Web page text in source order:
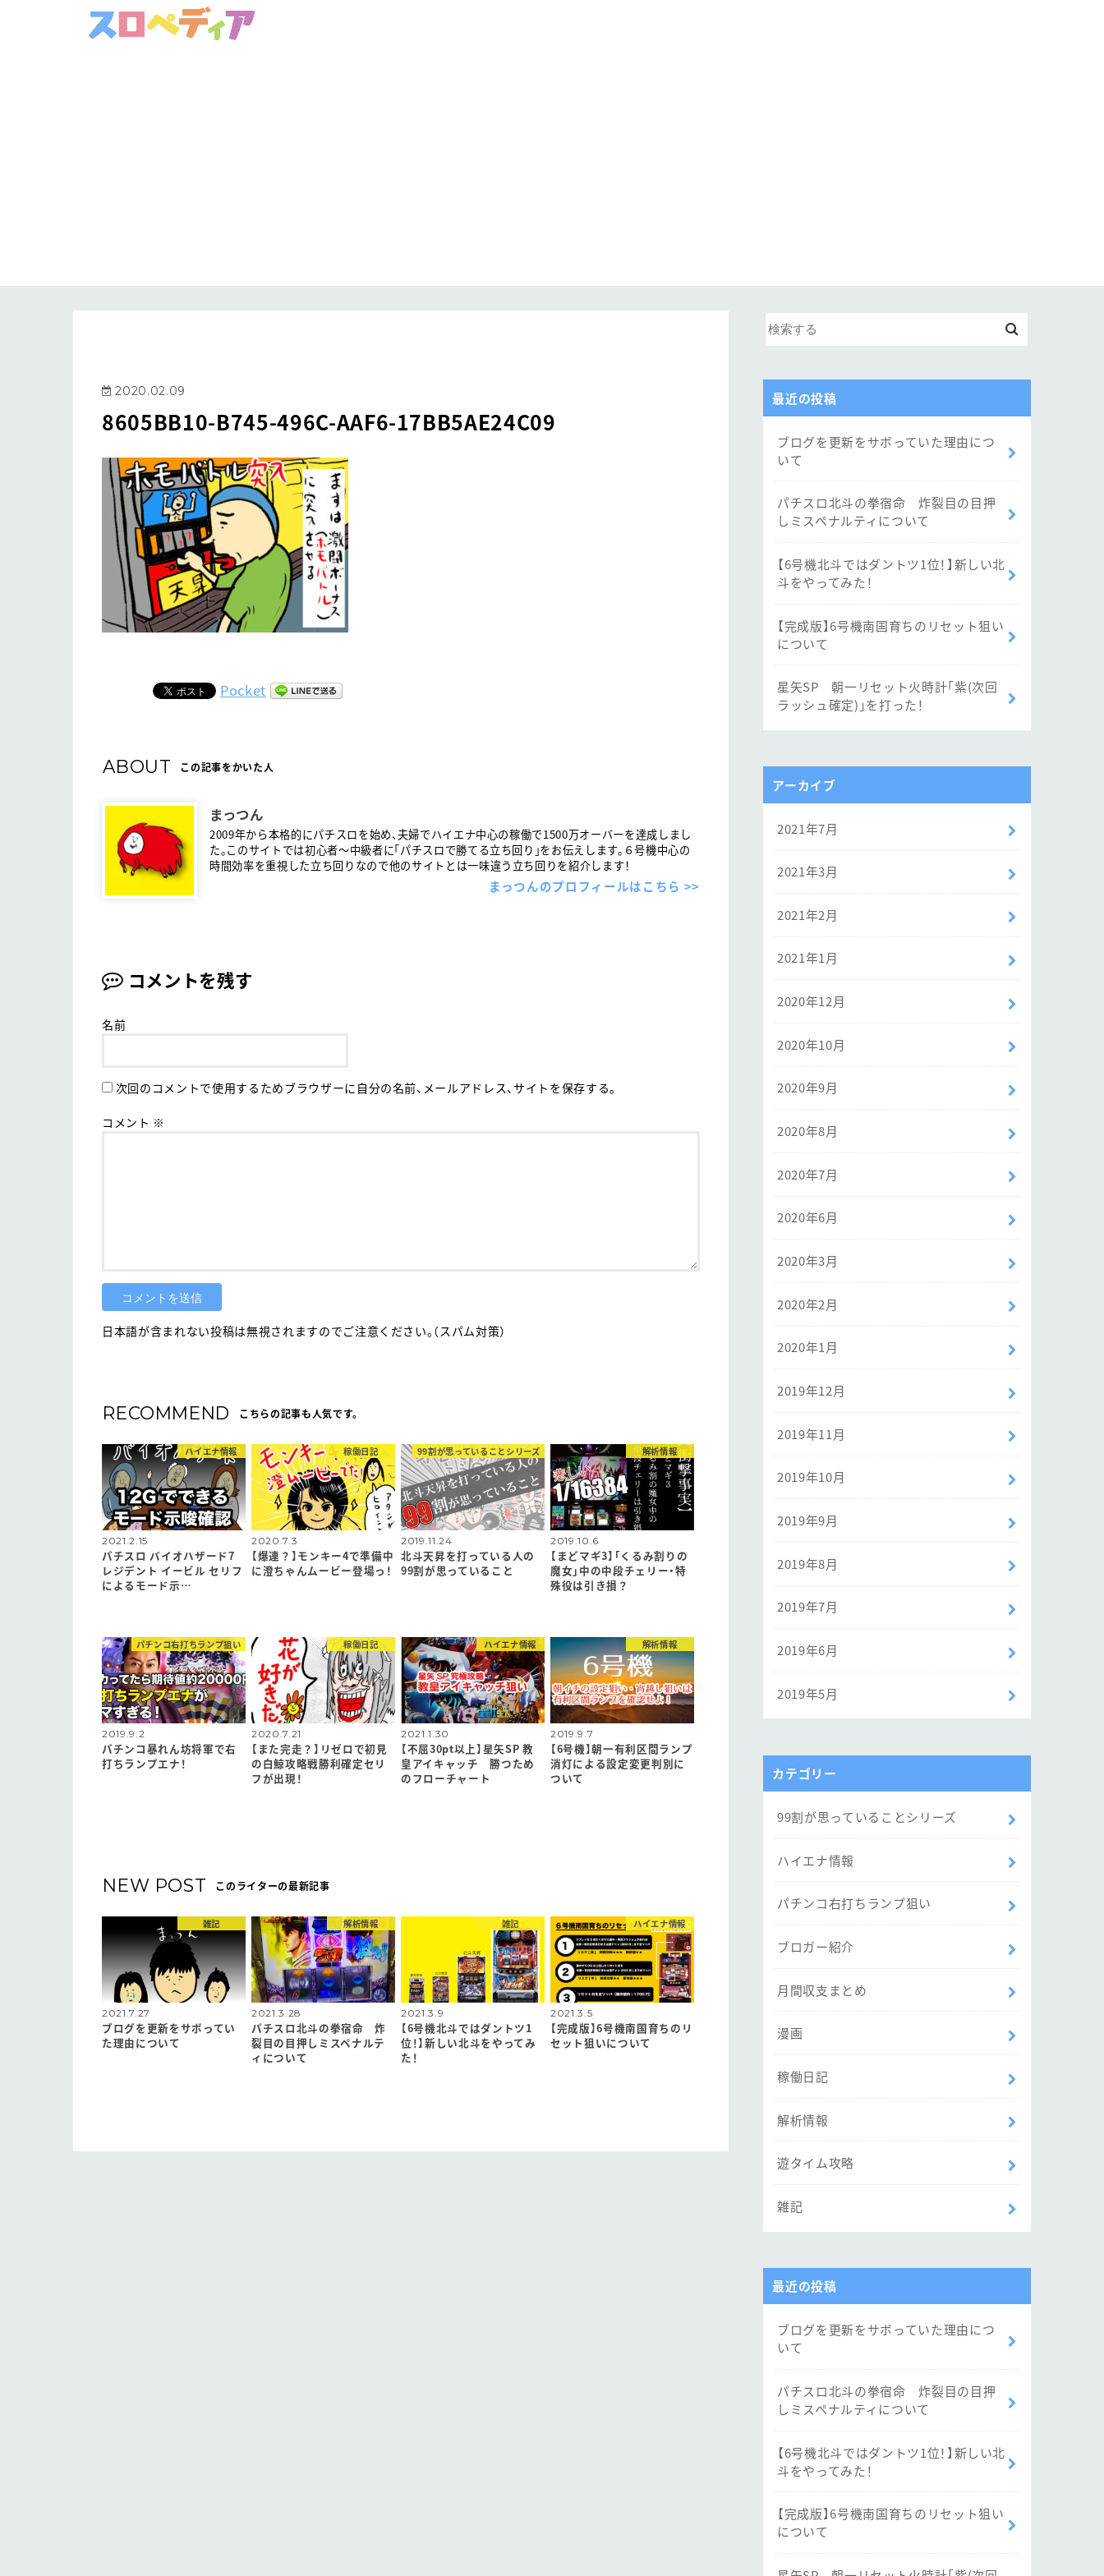
2020.02.09
8605BB10-B745-496C-AAF6-17BB5AE24C09
Pocket
ABOUT この記事をかいた人
まっつん
2009年から本格的にパチスロを始め、夫婦でハイエナ中心の稼働で1500万オーバーを達成しまし
た。このサイトでは初心者〜中級者に「パチスロで勝てる立ち回り」をお伝えします。６号機中心の
時間効率を重視した立ち回りなので他のサイトとは一味違う立ち回りを紹介します！
まっつんのプロフィールはこちら >>
コメントを残す
名前
次回のコメントで使用するためブラウザーに自分の名前、メールアドレス、サイトを保存する。
コメント ※
日本語が含まれない投稿は無視されますのでご注意ください。（スパム対策）
RECOMMEND こちらの記事も人気です。
ハイエナ情報
2021.2.15
パチスロ バイオハザード7
レジデント イービル セリフ
によるモード示…
稼働日記
2020.7.3
【爆連？】モンキー4で準備中
に澄ちゃんムービー登場っ！
99割が思っていることシリーズ
2019.11.24
北斗天昇を打っている人の
99割が思っていること
解析情報
2019.10.6
【まどマギ3】「くるみ割りの
魔女」中の中段チェリー・特
殊役は引き損？
パチンコ右打ちランプ狙い
2019.9.2
パチンコ暴れん坊将軍で右
打ちランプエナ！
稼働日記
2020.7.21
【また完走？】リゼロで初見
の白鯨攻略戦勝利確定セリ
フが出現！
ハイエナ情報
2021.1.30
【不屈30pt以上】星矢SP 教
皇アイキャッチ 勝つため
のフローチャート
解析情報
2019.9.7
【6号機】朝一有利区間ランプ
消灯による設定変更判別に
ついて
NEW POST このライターの最新記事
雑記
2021.7.27
ブログを更新をサボってい
た理由について
解析情報
2021.3.28
パチスロ北斗の拳宿命 炸
裂目の目押しミスペナルテ
ィについて
雑記
2021.3.9
【6号機北斗ではダントツ1
位！】新しい北斗をやってみ
た！
ハイエナ情報
2021.3.5
【完成版】6号機南国育ちのリ
セット狙いについて
最近の投稿
ブログを更新をサボっていた理由につ
いて
パチスロ北斗の拳宿命 炸裂目の目押
しミスペナルティについて
【6号機北斗ではダントツ1位！】新しい北
斗をやってみた！
【完成版】6号機南国育ちのリセット狙い
について
星矢SP 朝一リセット火時計「紫(次回
ラッシュ確定)」を打った！
アーカイブ
2021年7月
2021年3月
2021年2月
2021年1月
2020年12月
2020年10月
2020年9月
2020年8月
2020年7月
2020年6月
2020年3月
2020年2月
2020年1月
2019年12月
2019年11月
2019年10月
2019年9月
2019年8月
2019年7月
2019年6月
2019年5月
カテゴリー
99割が思っていることシリーズ
ハイエナ情報
パチンコ右打ちランプ狙い
ブロガー紹介
月間収支まとめ
漫画
稼働日記
解析情報
遊タイム攻略
雑記
最近の投稿
ブログを更新をサボっていた理由につ
いて
パチスロ北斗の拳宿命 炸裂目の目押
しミスペナルティについて
【6号機北斗ではダントツ1位！】新しい北
斗をやってみた！
【完成版】6号機南国育ちのリセット狙い
について